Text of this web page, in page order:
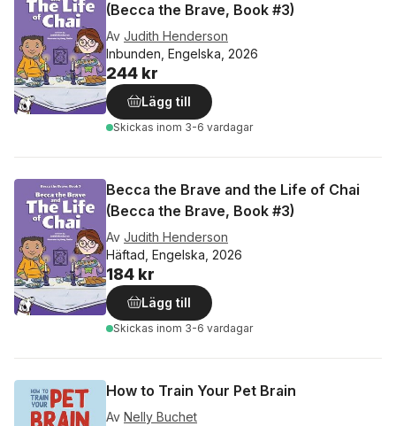
(Becca the Brave, Book #3)
Av Judith Henderson
Inbunden, Engelska, 2026
244 kr
Lägg till
Skickas inom 3-6 vardagar
Becca the Brave and the Life of Chai
(Becca the Brave, Book #3)
Av Judith Henderson
Häftad, Engelska, 2026
184 kr
Lägg till
Skickas inom 3-6 vardagar
How to Train Your Pet Brain
Av Nelly Buchet